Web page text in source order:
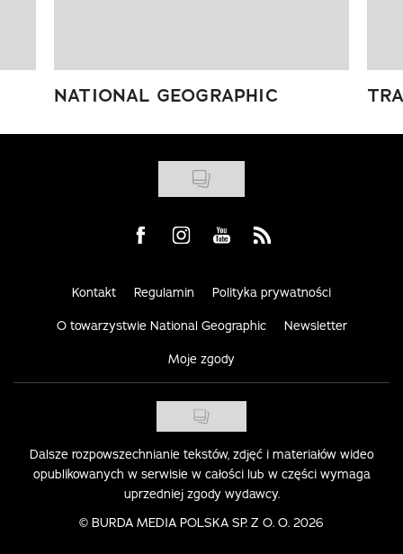
NATIONAL GEOGRAPHIC
Visit us on Facebook
Visit us on Instagram
Visit us on Youtube
Visit us on Rss
Kontakt Regulamin Polityka prywatności
O towarzystwie National Geographic Newsletter
Moje zgody
Dalsze rozpowszechnianie tekstów, zdjęć i materiałów wideo
opublikowanych w serwisie w całości lub w części wymaga
uprzedniej zgody wydawcy.
© BURDA MEDIA POLSKA SP. Z O. O. 2026